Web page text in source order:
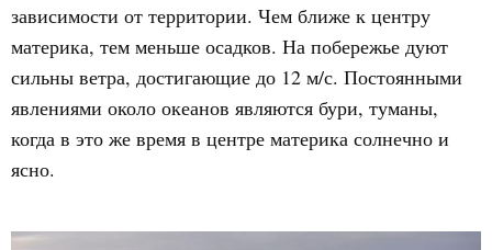
зависимости от территории. Чем ближе к центру
материка, тем меньше осадков. На побережье дуют
сильны ветра, достигающие до 12 м/с. Постоянными
явлениями около океанов являются бури, туманы,
когда в это же время в центре материка солнечно и
ясно.